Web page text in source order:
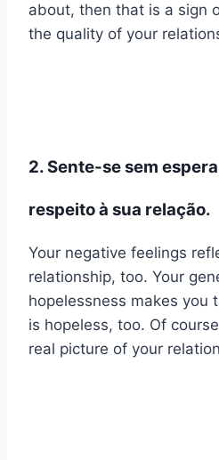
about, then that is a sign
the quality of your
2. Sente-se sem
respeito à sua relação.
Your negative feelings
relationship, too. Your
hopelessness makes you
is hopeless, too. Of
real picture of your